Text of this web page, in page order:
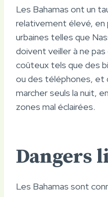
Les Bahamas ont un
relativement élevé, en
urbaines telles que
doivent veiller à ne
coûteux tels que des
ou des téléphones, et
marcher seuls la nuit,
zones mal éclairées.
Dangers
Les Bahamas sont